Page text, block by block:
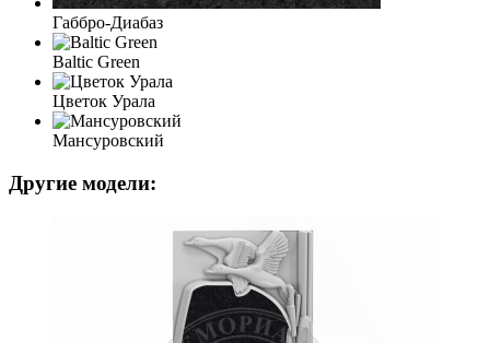
Габбро-Диабаз
Baltic Green
Цветок Урала
Мансуровский
Другие модели: